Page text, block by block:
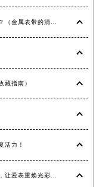
百达翡丽手表金属表带的清洗方法有哪些？（金属表带的清洗）
藏指南）
活力！
揭秘：百达翡丽手表表蒙子破损修复指南，让爱表重焕光彩！